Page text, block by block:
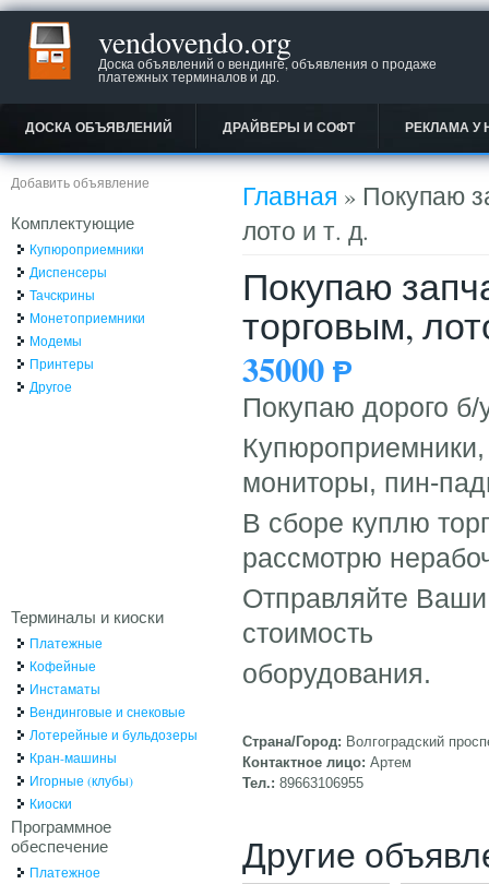
vendovendo.org
Доска объявлений о вендинге, объявления о продаже
платежных терминалов и др.
ДОСКА ОБЪЯВЛЕНИЙ ДРАЙВЕРЫ И СОФТ РЕКЛАМА У
Вы здесь
Главная » Покупаю
лото и т. д.
Покупаю
торговым,
35000 Ᵽ
Покупаю дорого
мониторы, пин-
В сборе куплю
рассмотрю
Отправляйте
стоимость
оборудования.
Страна/Город: Волгоградский
Контактное лицо: Артем
Тел.: 89663106955
Другие
Добавить объявление
Комплектующие
Купюроприемники
Диспенсеры
Тачскрины
Монетоприемники
Модемы
Принтеры
Другое
Терминалы и киоски
Платежные
Кофейные
Инстаматы
Вендинговые и снековые
Лотерейные и бульдозеры
Кран-машины
Игорные (клубы)
Киоски
Программное
обеспечение
Платежное